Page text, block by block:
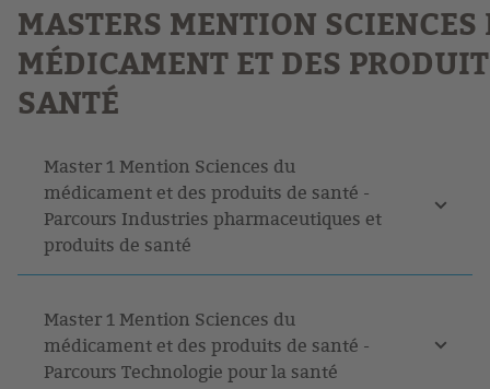
MASTERS MENTION SCIENCES
MÉDICAMENT ET DES
SANTÉ
Master 1 Mention Sciences du
médicament et des produits de santé -
Parcours Industries pharmaceutiques et
produits de santé
Master 1 Mention Sciences du
médicament et des produits de santé -
Parcours Technologie pour la santé